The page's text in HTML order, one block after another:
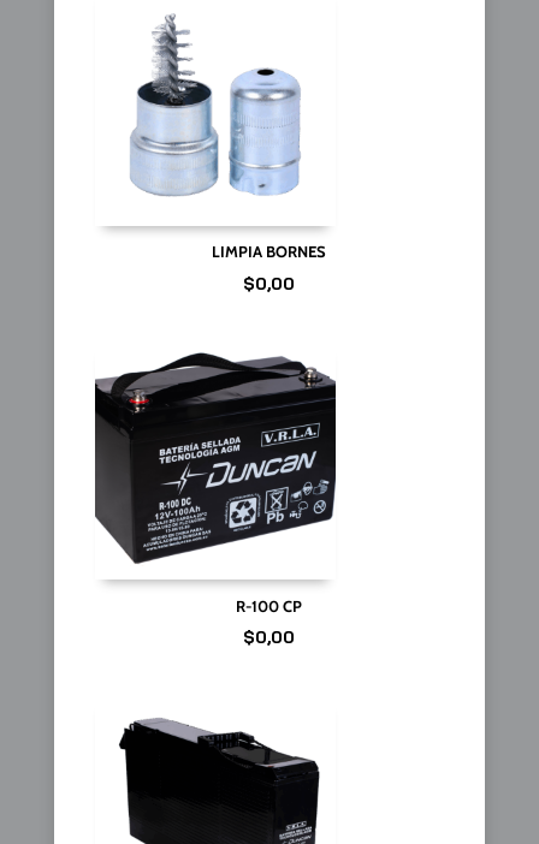
LIMPIA BORNES
$0,00
R-100 CP
$0,00